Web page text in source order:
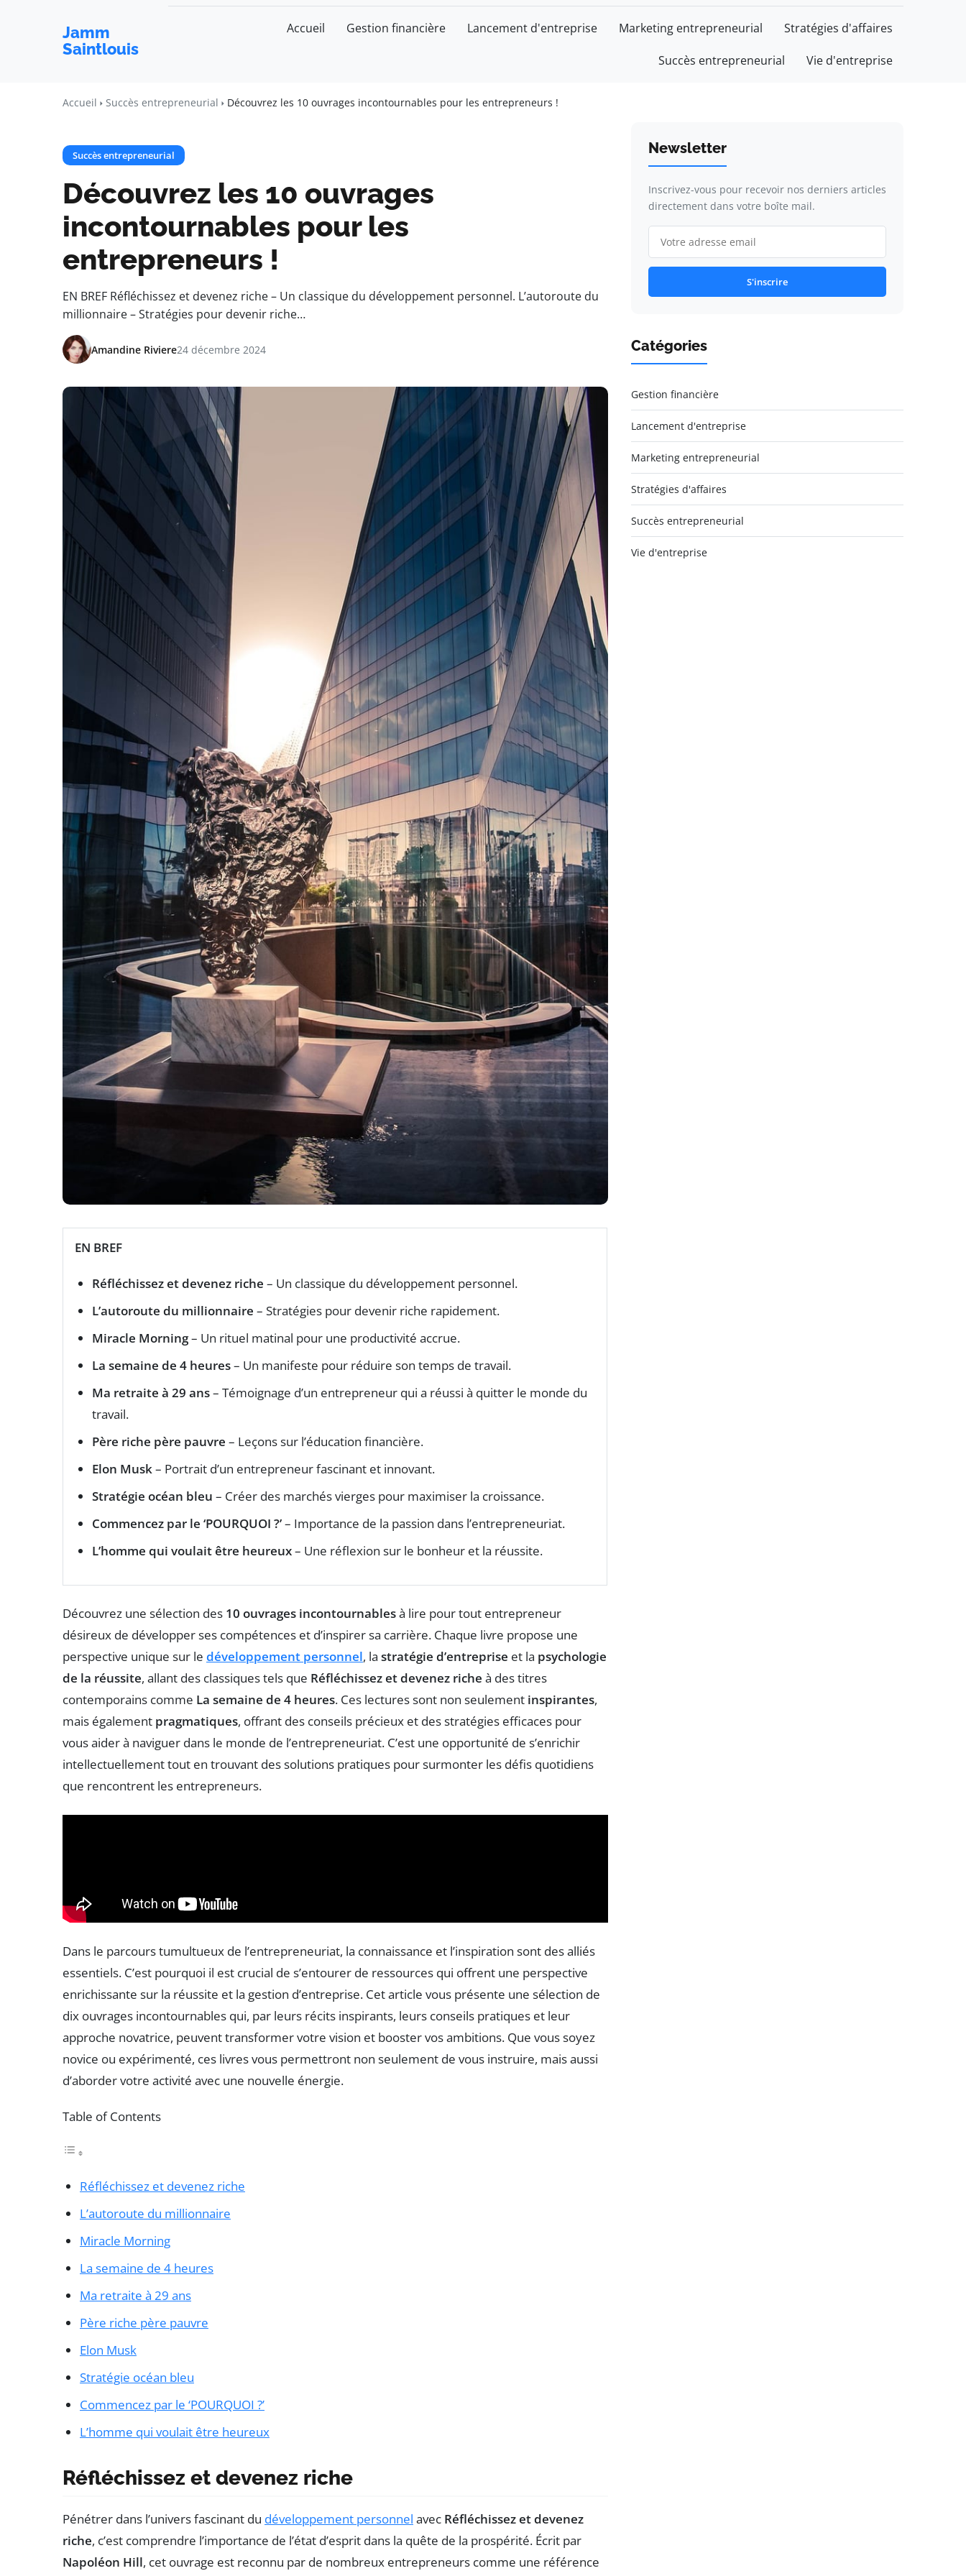
Jamm
Saintlouis
Accueil Gestion financière Lancement d'entreprise Marketing entrepreneurial Stratégies d'affaires
Succès entrepreneurial Vie d'entreprise
Accueil Succès entrepreneurial Découvrez les 10 ouvrages incontournables pour les entrepreneurs !
Succès entrepreneurial
Découvrez les 10 ouvrages
incontournables pour les
entrepreneurs !
EN BREF Réfléchissez et devenez riche – Un classique du développement personnel. L’autoroute du
millionnaire – Stratégies pour devenir riche…
Amandine Riviere24 décembre 2024
EN BREF
Réfléchissez et devenez riche – Un classique du développement personnel.
L’autoroute du millionnaire – Stratégies pour devenir riche rapidement.
Miracle Morning– Un rituel matinal pour une productivité accrue.
La semaine de 4 heures– Un manifeste pour réduire son temps de travail.
Ma retraite à 29 ans– Témoignage d’un entrepreneur qui a réussi à quitter le monde du
travail.
Père riche père pauvre – Leçons sur l’éducation financière.
Elon Musk– Portrait d’un entrepreneur fascinant et innovant.
Stratégie océan bleu – Créer des marchés vierges pour maximiser la croissance.
Commencez par le ‘POURQUOI ?’– Importance de la passion dans l’entrepreneuriat.
L’homme qui voulait être heureux– Une réflexion sur le bonheur et la réussite.
Découvrez une sélection des 10 ouvrages incontournablesà lire pour tout entrepreneur
désireux de développer ses compétences et d’inspirer sa carrière. Chaque livre propose une
perspective unique sur le développement personnel, la stratégie d’entreprise et la psychologie
de la réussite, allant des classiques tels que Réfléchissez et devenez riche à des titres
contemporains comme La semaine de 4 heures. Ces lectures sont non seulement inspirantes,
mais également pragmatiques, offrant des conseils précieux et des stratégies efficaces pour
vous aider à naviguer dans le monde de l’entrepreneuriat. C’est une opportunité de s’enrichir
intellectuellement tout en trouvant des solutions pratiques pour surmonter les défis quotidiens
que rencontrent les entrepreneurs.
Dans le parcours tumultueux de l’entrepreneuriat, la connaissance et l’inspiration sont des alliés
essentiels. C’est pourquoi il est crucial de s’entourer de ressources qui offrent une perspective
enrichissante sur la réussite et la gestion d’entreprise. Cet article vous présente une sélection de
dix ouvrages incontournables qui, par leurs récits inspirants, leurs conseils pratiques et leur
approche novatrice, peuvent transformer votre vision et booster vos ambitions. Que vous soyez
novice ou expérimenté, ces livres vous permettront non seulement de vous instruire, mais aussi
d’aborder votre activité avec une nouvelle énergie.
Table of Contents
Réfléchissez et devenez riche
L’autoroute du millionnaire
Miracle Morning
La semaine de 4 heures
Ma retraite à 29 ans
Père riche père pauvre
Elon Musk
Stratégie océan bleu
Commencez par le ‘POURQUOI ?’
L’homme qui voulait être heureux
Réfléchissez et devenez riche
Pénétrer dans l’univers fascinant du développement personnel avec Réfléchissez et devenez
riche, c’est comprendre l’importance de l’état d’esprit dans la quête de la prospérité. Écrit par
Napoléon Hill, cet ouvrage est reconnu par de nombreux entrepreneurs comme une référence
Newsletter
Inscrivez-vous pour recevoir nos derniers articles
directement dans votre boîte mail.
S'inscrire
Catégories
Gestion financière
Lancement d'entreprise
Marketing entrepreneurial
Stratégies d'affaires
Succès entrepreneurial
Vie d'entreprise